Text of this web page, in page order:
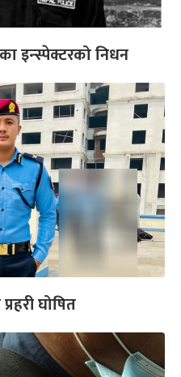
इन्स्पेक्टरको निधन
घोषित